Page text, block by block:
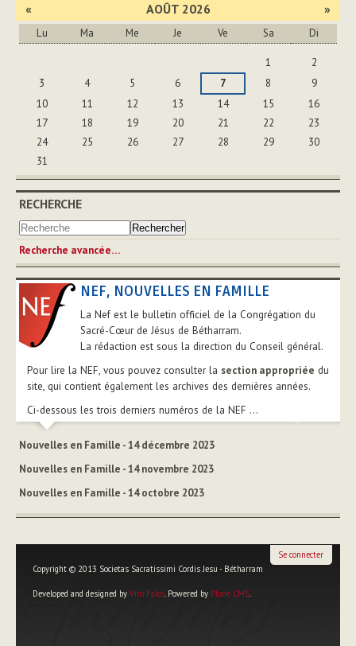
« AOÛT 2026 »
Lu Ma Me Je Ve Sa Di
1
2
3
4 5 6 7 8
9
10
11 12 13 14 15
16
17
18 19 20 21 22
23
24
25 26 27 28 29
30
31
RECHERCHE
Recherche avancée…
NEF, NOUVELLES EN FAMILLE
La Nef est le bulletin officiel de la Congrégation du
Sacré-Cœur de Jésus de Bétharram.
La rédaction est sous la direction du Conseil général.
Pour lire la NEF, vous pouvez consulter la section appropriée du
site, qui contient également les archives des dernières années.
Ci-dessous les trois derniers numéros de la NEF ...
Nouvelles en Famille - 14 décembre 2023
Nouvelles en Famille - 14 novembre 2023
Nouvelles en Famille - 14 octobre 2023
Copyright © 2013 Societas Sacratissimi Cordis Jesu - Bétharram
Developed and designed by Vito Falco. Powered by Plone CMS.
Se connecter